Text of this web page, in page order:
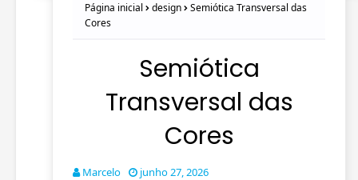
Página inicial design
Semiótica Transversal das
Cores
Semiótica
Transversal das
Cores
Marcelo junho 27, 2026